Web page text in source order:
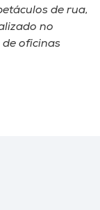
de rua,
no
oficinas